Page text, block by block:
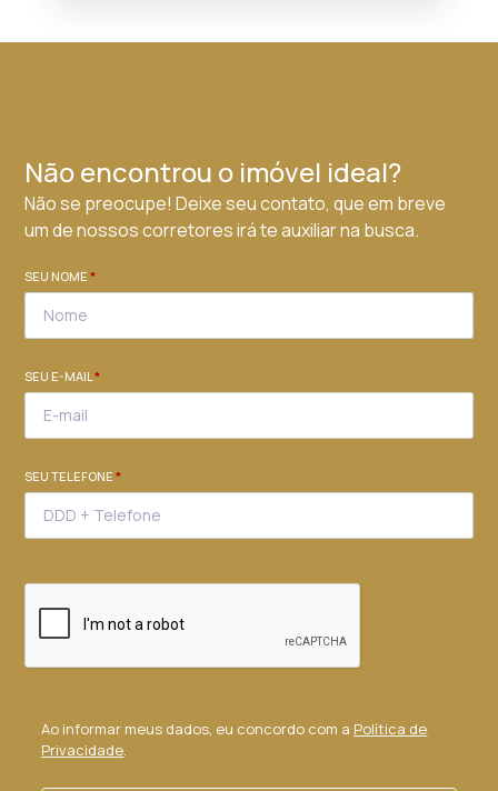
Não encontrou o imóvel ideal?
Não se preocupe! Deixe seu contato, que em breve
um de nossos corretores irá te auxiliar na busca.
SEU NOME*
SEU E-MAIL*
SEU TELEFONE*
Ao informar meus dados, eu concordo com a Política de
Privacidade.